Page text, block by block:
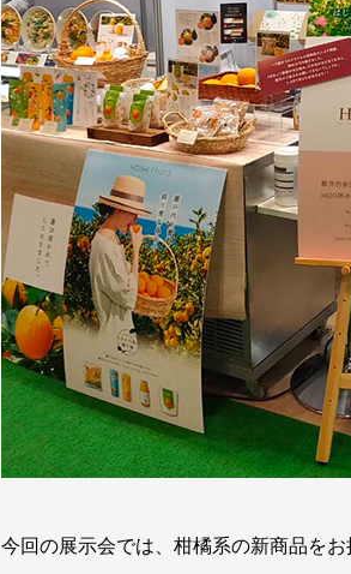
今回の展示会では、柑橘系の新商品をお